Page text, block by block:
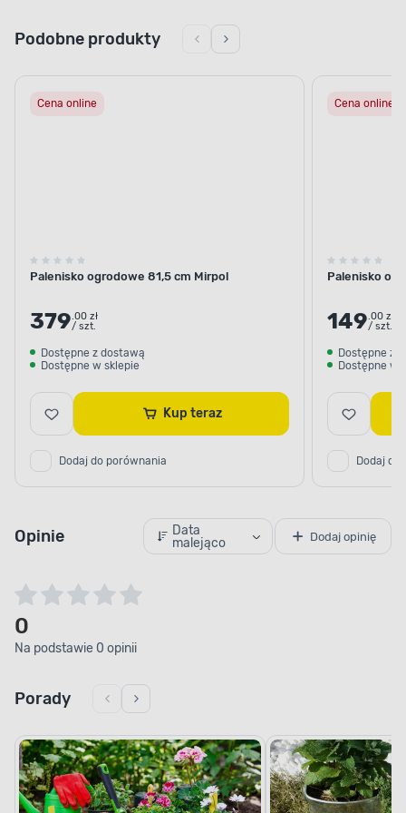
Wybierz produkt, który zwiększy Twój poziom
wygody w trakcie przygotowywania potraw
konstrukcję bez problemu przygotujesz
na palenisku szereg pełnych smaku i soczystych
dań.
ODKRĘCANE NÓŻKI
Łatwość przechowywania
Podobne produkty
Cena online
Palenisko ogrodowe 81,5 cm Mirpol
379.00 zł
/ szt.
Dostępne z dostawą
Dostępne w sklepie
Kup teraz
Dodaj do porównania
Cena online
Palenisko
149.00 zł
/ szt.
Dostępne z
Dostępne w
Dodaj do
Opinie
Data
malejąco
Dodaj opinię
0
Na podstawie 0 opinii
Porady